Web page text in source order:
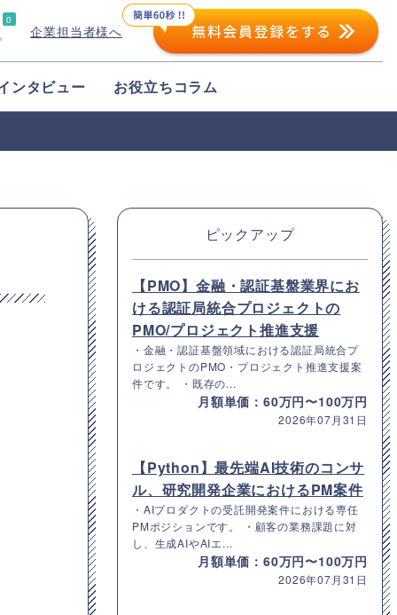
0
企業担当者様へ
ンタビュー お役立ちコラム
ピックアップ
【PMO】金融・認証基盤業界にお
ける認証局統合プロジェクトの
PMO/プロジェクト推進支援
・金融・認証基盤領域における認証局統合プ
ロジェクトのPMO・プロジェクト推進支援案
件です。 ・既存の...
月額単価：60万円〜100万円
2026年07月31日
【Python】最先端AI技術のコンサ
ル、研究開発企業におけるPM案件
・AIプロダクトの受託開発案件における専任
PMポジションです。 ・顧客の業務課題に対
し、生成AIやAIエ...
月額単価：60万円〜100万円
2026年07月31日